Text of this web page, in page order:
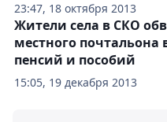
23:47, 18 октября 2013
15:05, 19 декабря 2013
Жители села в СКО
местного
пенсий и пособий